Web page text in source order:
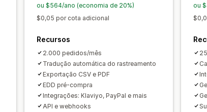
ou $564/ano (economia de 20%)
$0,05 por cota adicional
Recursos
2.000 pedidos/mês
Tradução automática do rastreamento
Exportação CSV e PDF
EDD pré-compra
Integrações: Klaviyo, PayPal e mais
API e webhooks
ou